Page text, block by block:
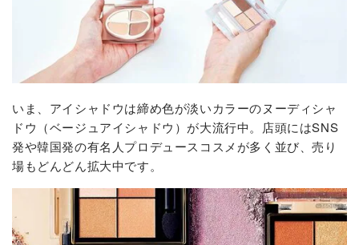
いま、アイシャドウは締め色が淡いカラーのヌーディシャ
ドウ（ベージュアイシャドウ）が大流行中。店頭にはSNS
発や韓国発の有名人プロデュースコスメが多く並び、売り
場もどんどん拡大中です。